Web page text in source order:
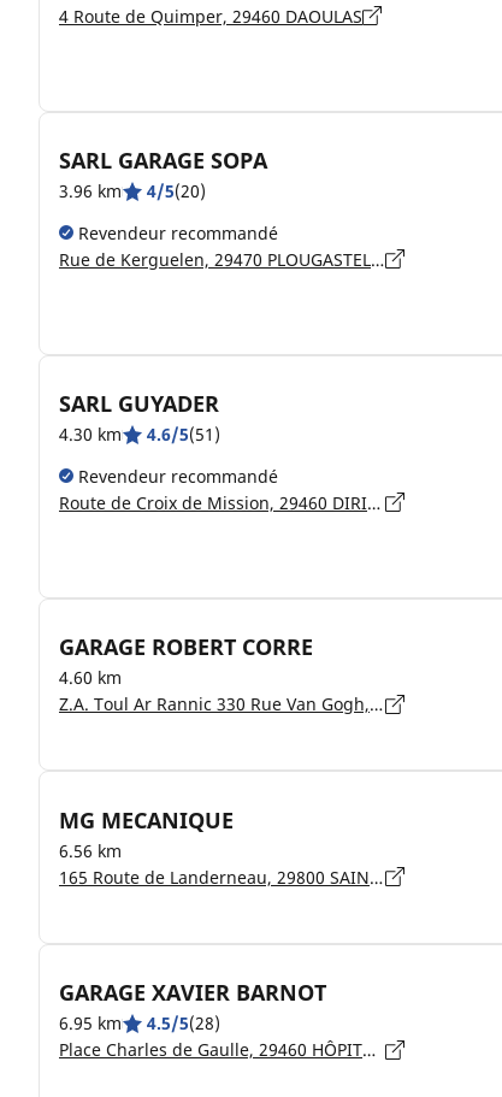
4 Route de Quimper, 29460 DAOULAS
SARL GARAGE SOPA
3.96 km 4/5(20)
Revendeur recommandé
Rue de Kerguelen, 29470 PLOUGASTEL-DAOULAS
SARL GUYADER
4.30 km 4.6/5(51)
Revendeur recommandé
Route de Croix de Mission, 29460 DIRINON
GARAGE ROBERT CORRE
4.60 km
Z.A. Toul Ar Rannic 330 Rue Van Gogh, 29470 PLOUGASTEL
MG MECANIQUE
6.56 km
165 Route de Landerneau, 29800 SAINT-URBAIN
GARAGE XAVIER BARNOT
6.95 km 4.5/5(28)
Place Charles de Gaulle, 29460 HÔPITAL-CAMFROUT